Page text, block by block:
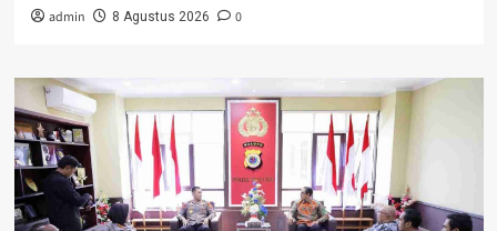
admin 8 Agustus 2026 0